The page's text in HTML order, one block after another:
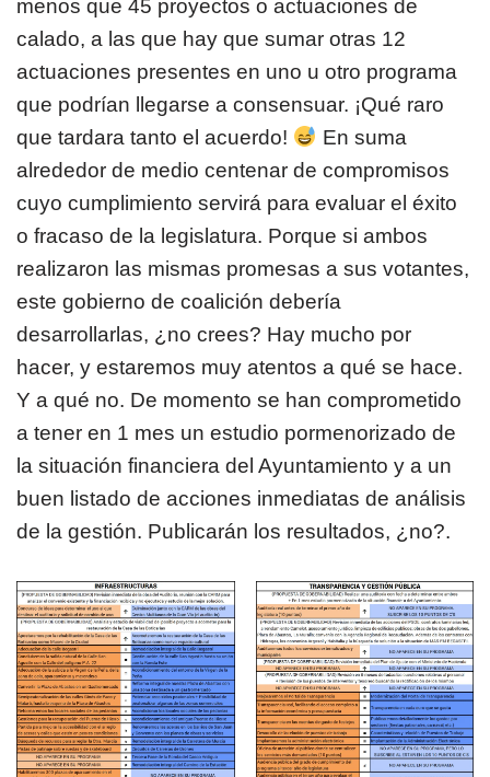
menos que 45 proyectos o actuaciones de
calado, a las que hay que sumar otras 12
actuaciones presentes en uno u otro programa
que podrían llegarse a consensuar. ¡Qué raro
que tardara tanto el acuerdo!
En suma
alrededor de medio centenar de compromisos
cuyo cumplimiento servirá para evaluar el éxito
o fracaso de la legislatura. Porque si ambos
realizaron las mismas promesas a sus votantes,
este gobierno de coalición debería
desarrollarlas, ¿no crees? Hay mucho por
hacer, y estaremos muy atentos a qué se hace.
Y a qué no. De momento se han comprometido
a tener en 1 mes un estudio pormenorizado de
la situación financiera del Ayuntamiento y a un
buen listado de acciones inmediatas de análisis
de la gestión. Publicarán los resultados, ¿no?.